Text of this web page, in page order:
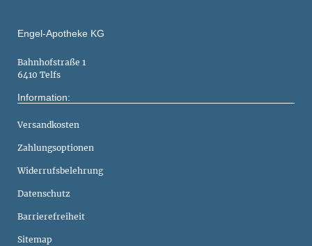
Engel-Apotheke KG
Bahnhofstraße 1
6410 Telfs
Information:
Versandkosten
Zahlungsoptionen
Widerrufsbelehrung
Datenschutz
Barrierefreiheit
Sitemap